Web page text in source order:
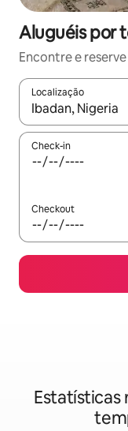
Aluguéis por
Encontre e
Localização
Quando os
Check-in
Checkout
Estatísticas